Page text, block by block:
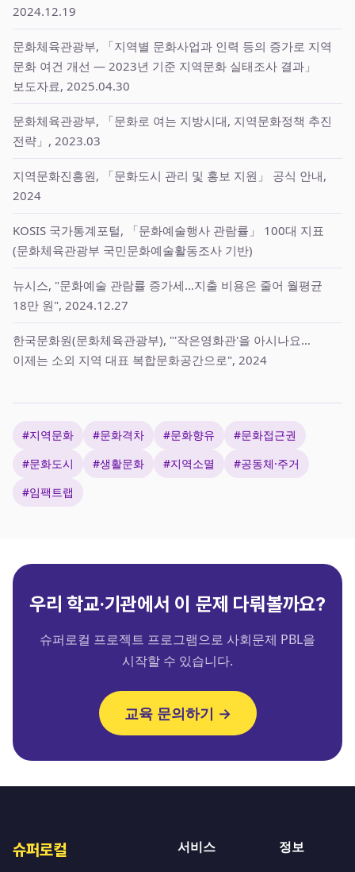
2024.12.19
문화체육관광부, 「지역별 문화사업과 인력 등의 증가로 지역
문화 여건 개선 — 2023년 기준 지역문화 실태조사 결과」
보도자료, 2025.04.30
문화체육관광부, 「문화로 여는 지방시대, 지역문화정책 추진
전략」, 2023.03
지역문화진흥원, 「문화도시 관리 및 홍보 지원」 공식 안내,
2024
KOSIS 국가통계포털, 「문화예술행사 관람률」 100대 지표
(문화체육관광부 국민문화예술활동조사 기반)
뉴시스, "문화예술 관람률 증가세…지출 비용은 줄어 월평균
18만 원", 2024.12.27
한국문화원(문화체육관광부), "'작은영화관'을 아시나요…
이제는 소외 지역 대표 복합문화공간으로", 2024
#지역문화 #문화격차 #문화향유
#문화접근권
#문화도시
#생활문화 #지역소멸
#공동체·주거
#임팩트랩
우리 학교·기관에서 이 문제 다뤄볼까요?
슈퍼로컬 프로젝트 프로그램으로 사회문제 PBL을
시작할 수 있습니다.
교육 문의하기 →
슈퍼로컬 서비스 정보